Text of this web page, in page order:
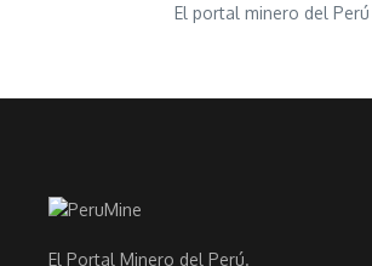
El portal minero del Perú
El Portal Minero del Perú.